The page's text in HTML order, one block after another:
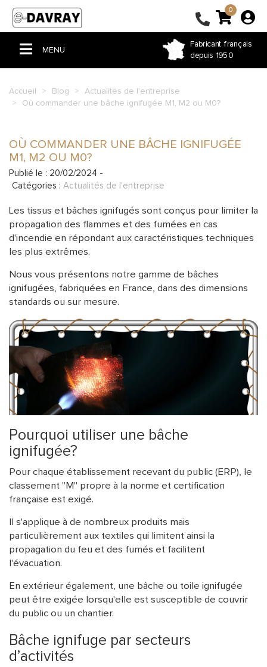
Fabricant français
depuis 1950
0
MENU
PERGOLA & TONNELLE
STORE
BÂCHE PVC
COUSSIN ET RIDEAU
HOUSSE ET SAC SUR-MESURE
ACCESSOIRES
Accueil Blog
Actualités de l'entreprise
Où commander une bâche ignifugée M1, M2 ou M0?
OÙ COMMANDER UNE BÂCHE IGNIFUGÉE
M1, M2 OU M0?
Publié le : 20/02/2024 -
Catégories : Actualités de l'entreprise
Les tissus et bâches ignifugés sont conçus pour limiter la
propagation des flammes et des fumées en cas
d'incendie en répondant aux caractéristiques techniques
les plus extrêmes.
Nous vous présentons notre gamme de bâches
ignifugées, fabriquées en France, dans des dimensions
standards ou sur mesure.
Pourquoi utiliser une bâche
ignifugée?
Pour chaque établissement recevant du public (ERP), le
classement "M" propre à la norme et certification
française est exigé.
Il s'applique à de nombreux produits mais
particulièrement aux textiles qui limitent ainsi la
propagation du feu et des fumés et facilitent
l'évacuation.
En extérieur également, une bâche ou toile ignifugée
peut être exigée lorsqu'elle est susceptible de couvrir
du public ou un chantier.
Bâche ignifuge par secteurs
d’activités